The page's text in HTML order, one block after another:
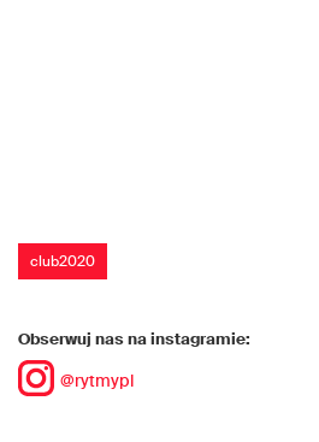
club2020
Obserwuj nas na instagramie:
@rytmypl